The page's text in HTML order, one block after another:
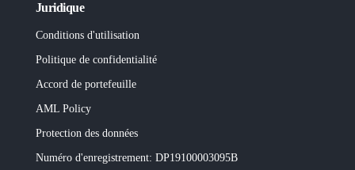
Juridique
Conditions d'utilisation
Politique de confidentialité
Accord de portefeuille
AML Policy
Protection des données
Numéro d'enregistrement: DP19100003095B